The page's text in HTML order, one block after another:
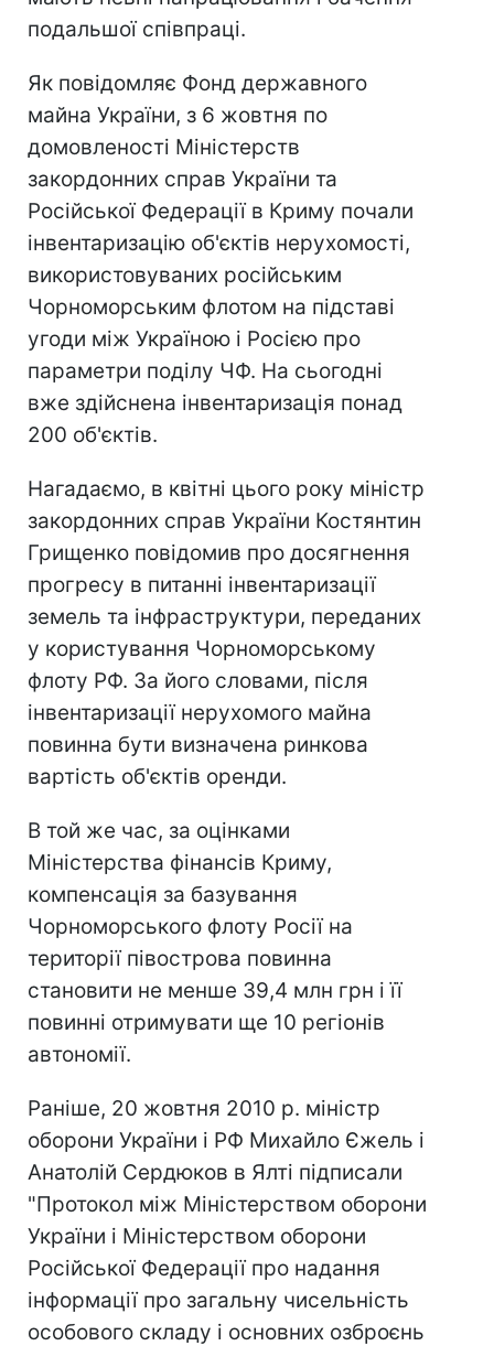
подальшої співпраці.
Як повідомляє Фонд державного
майна України, з 6 жовтня по
домовленості Міністерств
закордонних справ України та
Російської Федерації в Криму почали
інвентаризацію об'єктів нерухомості,
використовуваних російським
Чорноморським флотом на підставі
угоди між Україною і Росією про
параметри поділу ЧФ. На сьогодні
вже здійснена інвентаризація понад
200 об'єктів.
Нагадаємо, в квітні цього року міністр
закордонних справ України Костянтин
Грищенко повідомив про досягнення
прогресу в питанні інвентаризації
земель та інфраструктури, переданих
у користування Чорноморському
флоту РФ. За його словами, після
інвентаризації нерухомого майна
повинна бути визначена ринкова
вартість об'єктів оренди.
В той же час, за оцінками
Міністерства фінансів Криму,
компенсація за базування
Чорноморського флоту Росії на
території півострова повинна
становити не менше 39,4 млн грн і її
повинні отримувати ще 10 регіонів
автономії.
Раніше, 20 жовтня 2010 р. міністр
оборони України і РФ Михайло Єжель і
Анатолій Сердюков в Ялті підписали
"Протокол між Міністерством оборони
України і Міністерством оборони
Російської Федерації про надання
інформації про загальну чисельність
особового складу і основних озброєнь